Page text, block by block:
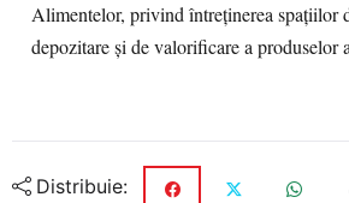
Alimentelor, privind întreținerea spațiilor
depozitare și de valorificare a produselor
Distribuie: